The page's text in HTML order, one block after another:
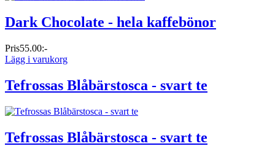
Dark Chocolate - hela kaffebönor
Pris55.00:-
Lägg i varukorg
Tefrossas Blåbärstosca - svart te
Tefrossas Blåbärstosca - svart te